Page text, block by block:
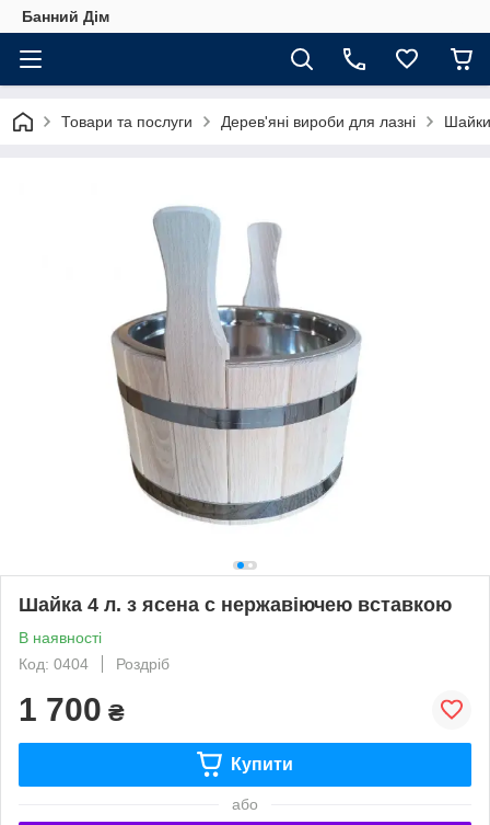
Банний Дім
Товари та послуги Дерев'яні вироби для лазні
Шайка 4 л. з ясена с нержавіючею вставкою
В наявності
Код: 0404
Роздріб
1 700 ₴
Купити
або